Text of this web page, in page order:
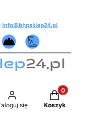
się
Produkty w
Koszyk